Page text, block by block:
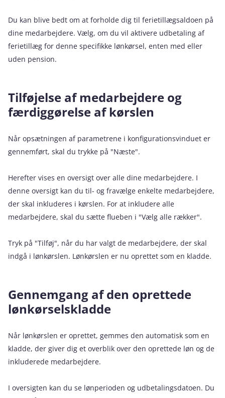
Du kan blive bedt om at forholde dig til ferietillægsaldoen på
dine medarbejdere. Vælg, om du vil aktivere udbetaling af
ferietillæg for denne specifikke lønkørsel, enten med eller
uden pension.
Tilføjelse af medarbejdere og
færdiggørelse af kørslen
Når opsætningen af parametrene i konfigurationsvinduet er
gennemført, skal du trykke på "Næste".
Herefter vises en oversigt over alle dine medarbejdere. I
denne oversigt kan du til- og fravælge enkelte medarbejdere,
der skal inkluderes i kørslen. For at inkludere alle
medarbejdere, skal du sætte flueben i "Vælg alle rækker".
Tryk på "Tilføj", når du har valgt de medarbejdere, der skal
indgå i lønkørslen. Lønkørslen er nu oprettet som en kladde.
Gennemgang af den oprettede
lønkørselskladde
Når lønkørslen er oprettet, gemmes den automatisk som en
kladde, der giver dig et overblik over den oprettede løn og de
inkluderede medarbejdere.
I oversigten kan du se lønperioden og udbetalingsdatoen. Du